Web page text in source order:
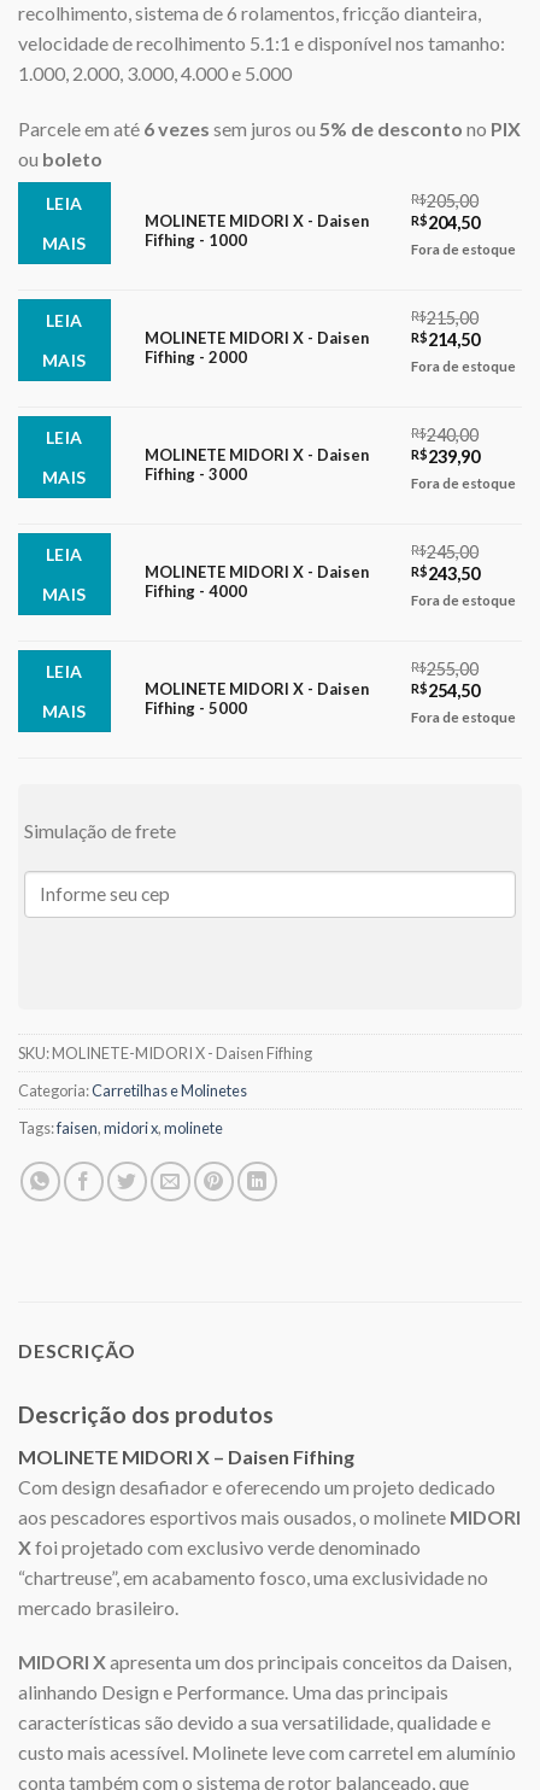
recolhimento, sistema de 6 rolamentos, fricção dianteira,
velocidade de recolhimento 5.1:1 e disponível nos tamanho:
1.000, 2.000, 3.000, 4.000 e 5.000
Parcele em até 6 vezes sem juros ou 5% de desconto no PIX
ou boleto
LEIA
MAIS
MOLINETE MIDORI X - Daisen
Fifhing - 1000
R$205,00
O
preço
R$205,00.
R$204,50O
preço
Fora de estoque
LEIA
MAIS
MOLINETE MIDORI X - Daisen
Fifhing - 2000
R$215,00
O
preço
R$215,00.
R$214,50O
preço
Fora de estoque
LEIA
MAIS
MOLINETE MIDORI X - Daisen
Fifhing - 3000
R$240,00
O
preço
R$240,00.
R$239,90O
preço
Fora de estoque
LEIA
MAIS
MOLINETE MIDORI X - Daisen
Fifhing - 4000
R$245,00
O
preço
R$245,00.
R$243,50O
preço
Fora de estoque
LEIA
MAIS
MOLINETE MIDORI X - Daisen
Fifhing - 5000
R$255,00
O
preço
R$254,50O
preço
Fora de estoque
Simulação de frete
SKU:MOLINETE-MIDORI X - Daisen Fifhing
Categoria:Carretilhas e Molinetes
Tags:faisen,midori x,molinete
DESCRIÇÃO
Descrição dos produtos
MOLINETE MIDORI X – Daisen Fifhing
Com design desafiador e oferecendo um projeto dedicado
aos pescadores esportivos mais ousados, o molinete MIDORI
Xfoi projetado com exclusivo verde denominado
“chartreuse”, em acabamento fosco, uma exclusividade no
mercado brasileiro.
MIDORI Xapresenta um dos principais conceitos da Daisen,
alinhando Design e Performance. Uma das principais
características são devido a sua versatilidade, qualidade e
custo mais acessível. Molinete leve com carretel em alumínio
conta também com o sistema de rotor balanceado, que